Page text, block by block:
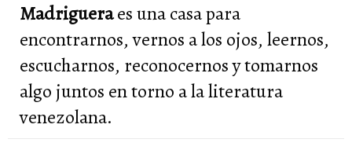
Madrigueraes una casa para
encontrarnos, vernos a los ojos, leernos,
escucharnos, reconocernos y tomarnos
algo juntos en torno a la literatura
venezolana.